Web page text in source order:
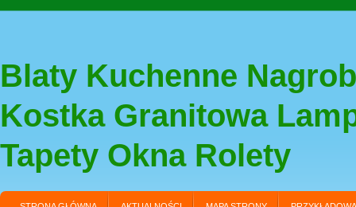
Blaty Kuchenne
Kostka Granitowa
Tapety Okna Rolety